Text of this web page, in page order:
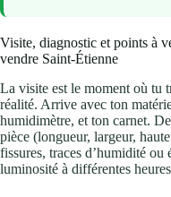
Visite, diagnostic et points à
vendre Saint‑Étienne
La visite est le moment où tu
réalité. Arrive avec ton
humidimètre, et ton carnet.
pièce (longueur, largeur,
fissures, traces d’humidité
luminosité à différentes